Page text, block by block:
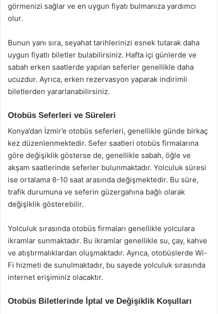
görmenizi sağlar ve en uygun fiyatı bulmanıza yardımcı
olur.
Bunun yanı sıra, seyahat tarihlerinizi esnek tutarak daha
uygun fiyatlı biletler bulabilirsiniz. Hafta içi günlerde ve
sabah erken saatlerde yapılan seferler genellikle daha
ucuzdur. Ayrıca, erken rezervasyon yaparak indirimli
biletlerden yararlanabilirsiniz.
Otobüs Seferleri ve Süreleri
Konya’dan İzmir’e otobüs seferleri, genellikle günde birkaç
kez düzenlenmektedir. Sefer saatleri otobüs firmalarına
göre değişiklik gösterse de, genellikle sabah, öğle ve
akşam saatlerinde seferler bulunmaktadır. Yolculuk süresi
ise ortalama 8-10 saat arasında değişmektedir. Bu süre,
trafik durumuna ve seferin güzergahına bağlı olarak
değişiklik gösterebilir.
Yolculuk sırasında otobüs firmaları genellikle yolculara
ikramlar sunmaktadır. Bu ikramlar genellikle su, çay, kahve
ve atıştırmalıklardan oluşmaktadır. Ayrıca, otobüslerde Wi-
Fi hizmeti de sunulmaktadır, bu sayede yolculuk sırasında
internet erişiminiz olacaktır.
Otobüs Biletlerinde İptal ve Değişiklik Koşulları